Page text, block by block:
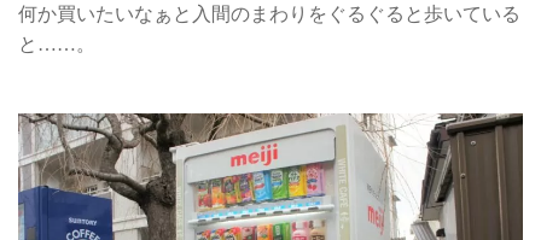
何か買いたいなぁと入間のまわりをぐるぐると歩いている
と……。